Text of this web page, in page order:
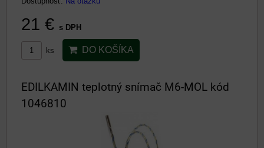
21 € s DPH
ks DO KOŠÍKA
EDILKAMIN teplotný snímač M6-MOL kód
1046810